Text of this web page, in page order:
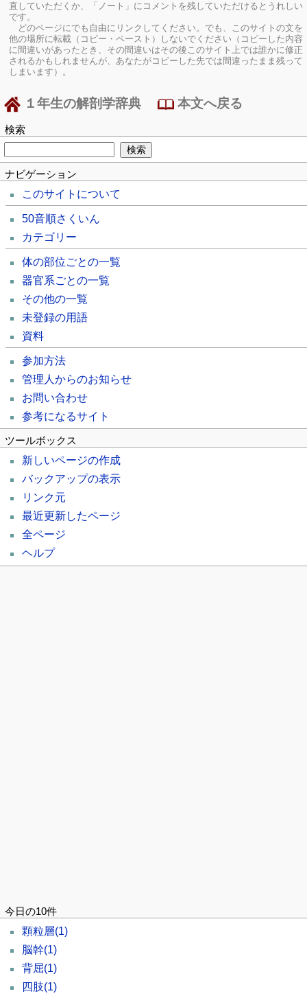
直していただくか、「ノート」にコメントを残していただけるとうれしい
です。
どのページにでも自由にリンクしてください。でも、このサイトの文を
他の場所に転載（コピー・ペースト）しないでください（コピーした内容
に間違いがあったとき、その間違いはその後このサイト上では誰かに修正
されるかもしれませんが、あなたがコピーした先では間違ったまま残って
しまいます）。
１年生の解剖学辞典 本文へ戻る
検索
ナビゲーション
このサイトについて
50音順さくいん
カテゴリー
体の部位ごとの一覧
器官系ごとの一覧
その他の一覧
未登録の用語
資料
参加方法
管理人からのお知らせ
お問い合わせ
参考になるサイト
ツールボックス
新しいページの作成
バックアップの表示
リンク元
最近更新したページ
全ページ
ヘルプ
今日の10件
顆粒層(1)
脳幹(1)
背屈(1)
四肢(1)